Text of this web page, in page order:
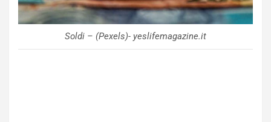
Soldi – (Pexels)- yeslifemagazine.it